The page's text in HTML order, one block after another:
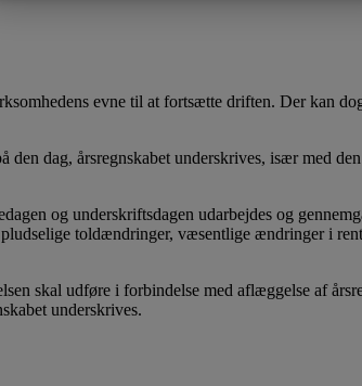
evne til at fortsætte driften. Der kan
dag, årsregnskabet underskrives, især med
og underskriftsdagen udarbejdes og
toldændringer, væsentlige ændringer i
skal udføre i forbindelse med aflæggelse af
underskrives.